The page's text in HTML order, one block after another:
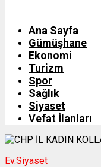
Ana Sayfa
Gümüşhane
Ekonomi
Turizm
Spor
Sağlık
Siyaset
Vefat İlanları
Ev.Siyaset